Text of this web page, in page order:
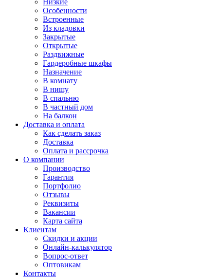
Низкие
Особенности
Встроенные
Из кладовки
Закрытые
Открытые
Раздвижные
Гардеробные шкафы
Назначение
В комнату
В нишу
В спальню
В частный дом
На балкон
Доставка и оплата
Как сделать заказ
Доставка
Оплата и рассрочка
О компании
Производство
Гарантия
Портфолио
Отзывы
Реквизиты
Вакансии
Карта сайта
Клиентам
Скидки и акции
Онлайн-калькулятор
Вопрос-ответ
Оптовикам
Контакты